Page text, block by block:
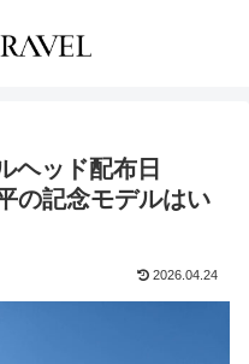
ヘッド配布日
の記念モデルはい
2026.04.24